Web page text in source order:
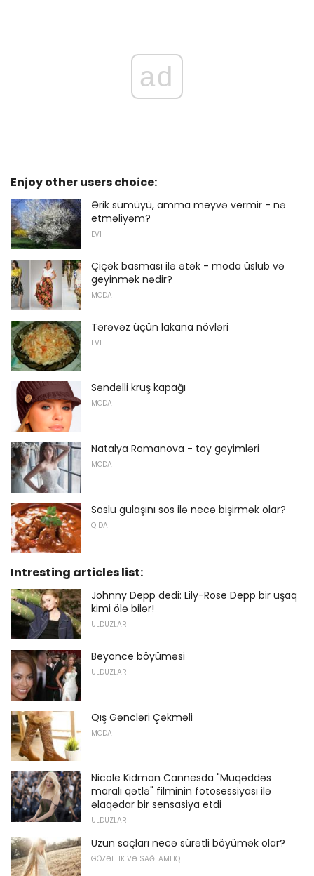
ad
Enjoy other users choice:
Ərik sümüyü, amma meyvə vermir - nə
etməliyəm?
EVI
Çiçək basması ilə ətək - moda üslub və
geyinmək nədir?
MODA
Tərəvəz üçün lakana növləri
EVI
Səndəlli kruş kapağı
MODA
Natalya Romanova - toy geyimləri
MODA
Soslu gulaşını sos ilə necə bişirmək olar?
QIDA
Intresting articles list:
Johnny Depp dedi: Lily-Rose Depp bir uşaq
kimi ölə bilər!
ULDUZLAR
Beyonce böyüməsi
ULDUZLAR
Qış Gəncləri Çəkməli
MODA
Nicole Kidman Cannesda "Müqəddəs
maralı qətlə" filminin fotosessiyası ilə
əlaqədar bir sensasiya etdi
ULDUZLAR
Uzun saçları necə sürətli böyümək olar?
GÖZƏLLIK VƏ SAĞLAMLIQ